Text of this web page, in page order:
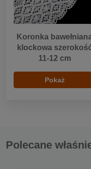
Koronka
klockowa
11-12 cm
Pokaż
Polecane